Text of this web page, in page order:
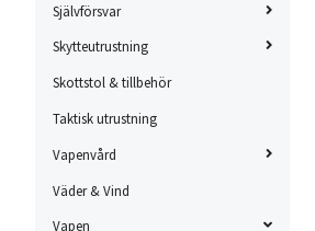
Självförsvar
Skytteutrustning
Skottstol & tillbehör
Taktisk utrustning
Vapenvård
Väder & Vind
Vapen